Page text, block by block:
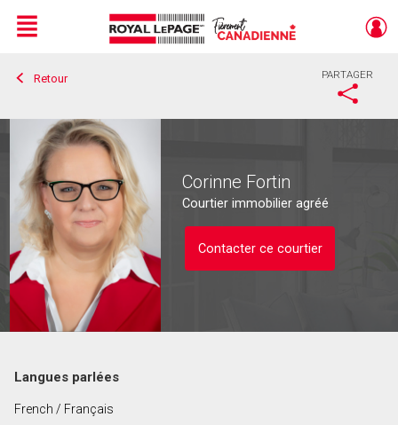
Live
En Direct
Menu
Retour PARTAGER
Corinne Fortin
Courtier immobilier agréé
Contacter ce courtier
Langues parlées
French / Français